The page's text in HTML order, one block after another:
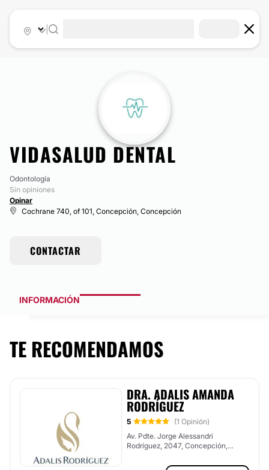
VIDASALUD DENTAL
Odontología
Sin opiniones
Opinar
Cochrane 740, of 101, Concepción, Concepción
CONTACTAR
INFORMACIÓN
TE RECOMENDAMOS
DRA. ADALIS AMANDA
RODRÍGUEZ
5
(1 Opinión)
Av. Pdte. Jorge Alessandri
Rodríguez, 2047, Concepción,